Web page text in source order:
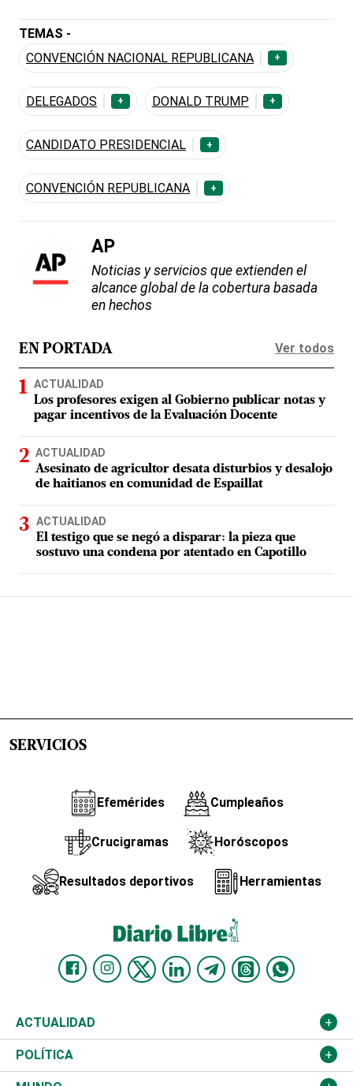
TEMAS -
CONVENCIÓN NACIONAL REPUBLICANA
+
DELEGADOS + DONALD TRUMP +
CANDIDATO PRESIDENCIAL +
CONVENCIÓN REPUBLICANA +
AP
Noticias y servicios que extienden el
alcance global de la cobertura basada
en hechos
EN PORTADA Ver todos
ACTUALIDAD
Los profesores exigen al Gobierno publicar notas y
pagar incentivos de la Evaluación Docente
ACTUALIDAD
Asesinato de agricultor desata disturbios y desalojo
de haitianos en comunidad de Espaillat
ACTUALIDAD
El testigo que se negó a disparar: la pieza que
sostuvo una condena por atentado en Capotillo
SERVICIOS
Efemérides Cumpleaños
Crucigramas Horóscopos
Resultados deportivos Herramientas
ACTUALIDAD
Nacional
POLÍTICA